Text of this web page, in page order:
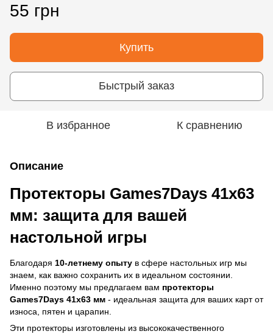
55 грн
Купить
Быстрый заказ
В избранное К сравнению
Описание
Протекторы Games7Days 41x63
мм: защита для вашей
настольной игры
Благодаря 10-летнему опыту в сфере настольных игр мы
знаем, как важно сохранить их в идеальном состоянии.
Именно поэтому мы предлагаем вам протекторы
Games7Days 41x63 мм - идеальная защита для ваших карт от
износа, пятен и царапин.
Эти протекторы изготовлены из высококачественного